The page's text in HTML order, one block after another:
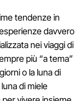
tendenze in
davvero
nei viaggi di
più “a tema”
o la luna di
di miele